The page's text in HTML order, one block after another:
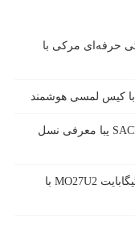
حرفه‌ای مرکی با
با کیس لمسی هوشمند
پخش کننده قابل حمل SACD یبا معرفی نسل
بررسی مانیتور گیمینگ گیگابایت MO27U2 با